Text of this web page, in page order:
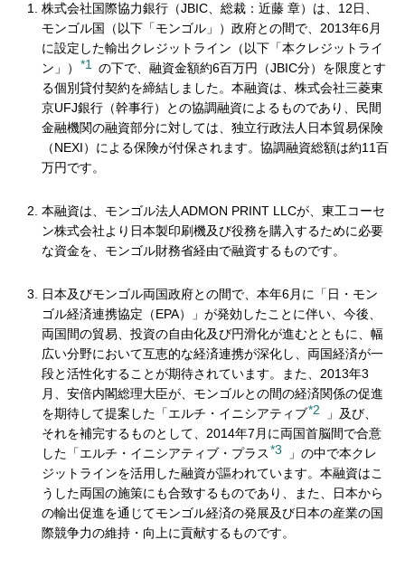
株式会社国際協力銀行（JBIC、総裁：近藤 章）は、12日、
モンゴル国（以下「モンゴル」）政府との間で、2013年6月
に設定した輸出クレジットライン（以下「本クレジットライ
ン」） *1
の下で、融資金額約6百万円（JBIC分）を限度とす
る個別貸付契約を締結しました。本融資は、株式会社三菱東
京UFJ銀行（幹事行）との協調融資によるものであり、民間
金融機関の融資部分に対しては、独立行政法人日本貿易保険
（NEXI）による保険が付保されます。協調融資総額は約11百
万円です。
本融資は、モンゴル法人ADMON PRINT LLCが、東工コーセ
ン株式会社より日本製印刷機及び役務を購入するために必要
な資金を、モンゴル財務省経由で融資するものです。
日本及びモンゴル両国政府との間で、本年6月に「日・モン
ゴル経済連携協定（EPA）」が発効したことに伴い、今後、
両国間の貿易、投資の自由化及び円滑化が進むとともに、幅
広い分野において互恵的な経済連携が深化し、両国経済が一
段と活性化することが期待されています。また、2013年3
月、安倍内閣総理大臣が、モンゴルとの間の経済関係の促進
を期待して提案した「エルチ・イニシアティブ*2
」及び、
それを補完するものとして、2014年7月に両国首脳間で合意
した「エルチ・イニシアティブ・プラス *3
」の中で本クレ
ジットラインを活用した融資が謳われています。本融資はこ
うした両国の施策にも合致するものであり、また、日本から
の輸出促進を通じてモンゴル経済の発展及び日本の産業の国
際競争力の維持・向上に貢献するものです。